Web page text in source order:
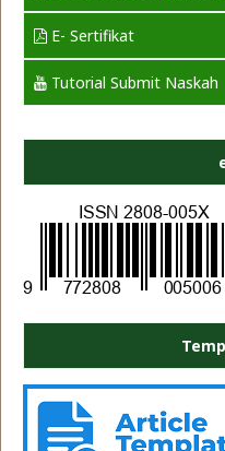
E- Sertifikat
Tutorial Submit Naskah